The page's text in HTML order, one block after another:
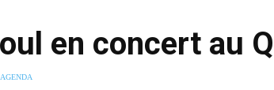
en concert au
AGENDA